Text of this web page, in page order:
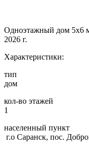
Одноэтажный дом 5х6
2026 г.
Характеристики:
тип
дом
кол-во этажей
1
населенный пункт
г.о Саранск, пос.